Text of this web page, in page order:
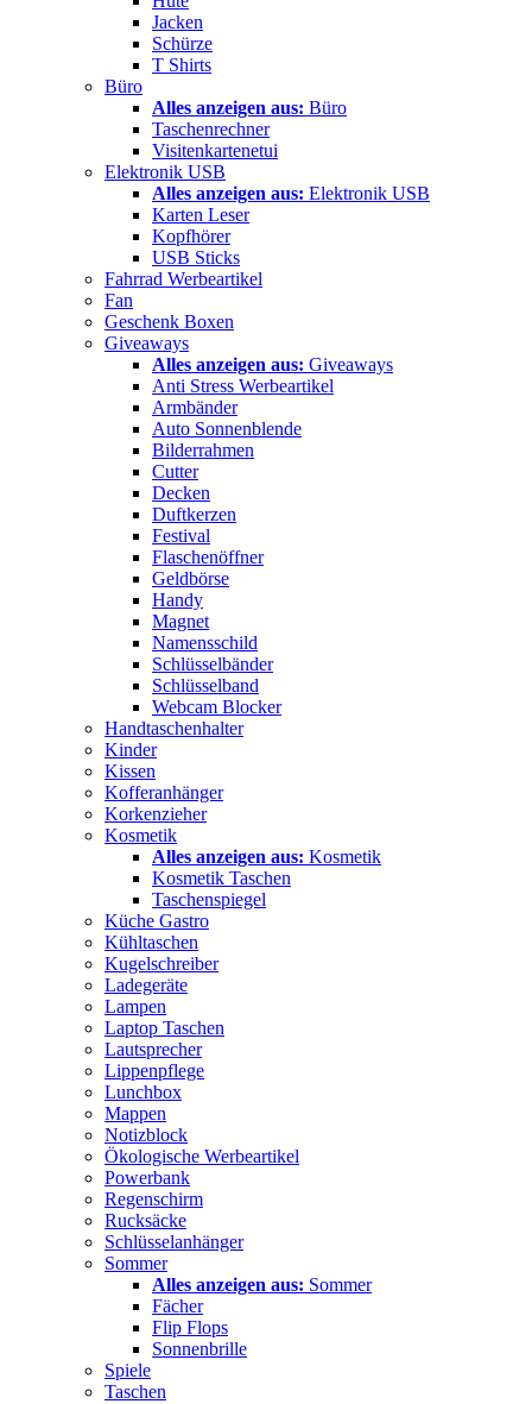
Jacken
Schürze
T Shirts
Büro
Alles anzeigen aus: Büro
Taschenrechner
Visitenkartenetui
Elektronik USB
Alles anzeigen aus: Elektronik USB
Karten Leser
Kopfhörer
USB Sticks
Fahrrad Werbeartikel
Fan
Geschenk Boxen
Giveaways
Alles anzeigen aus: Giveaways
Anti Stress Werbeartikel
Armbänder
Auto Sonnenblende
Bilderrahmen
Cutter
Decken
Duftkerzen
Festival
Flaschenöffner
Geldbörse
Handy
Magnet
Namensschild
Schlüsselbänder
Schlüsselband
Webcam Blocker
Handtaschenhalter
Kinder
Kissen
Kofferanhänger
Korkenzieher
Kosmetik
Alles anzeigen aus: Kosmetik
Kosmetik Taschen
Taschenspiegel
Küche Gastro
Kühltaschen
Kugelschreiber
Ladegeräte
Lampen
Laptop Taschen
Lautsprecher
Lippenpflege
Lunchbox
Mappen
Notizblock
Ökologische Werbeartikel
Powerbank
Regenschirm
Rucksäcke
Schlüsselanhänger
Sommer
Alles anzeigen aus: Sommer
Fächer
Flip Flops
Sonnenbrille
Spiele
Taschen